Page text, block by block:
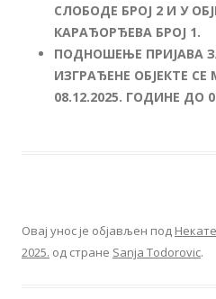
СЛОБОДЕ БРОЈ 2 И У
КАРАЂОРЂЕВА БРОЈ 1.
ПОДНОШЕЊЕ ПРИЈАВА
ИЗГРАЂЕНЕ ОБЈЕКТЕ
08.12.2025. ГОДИНЕ ДО
Овај унос је објављен под
2025. од стране Sanja Todorovic.